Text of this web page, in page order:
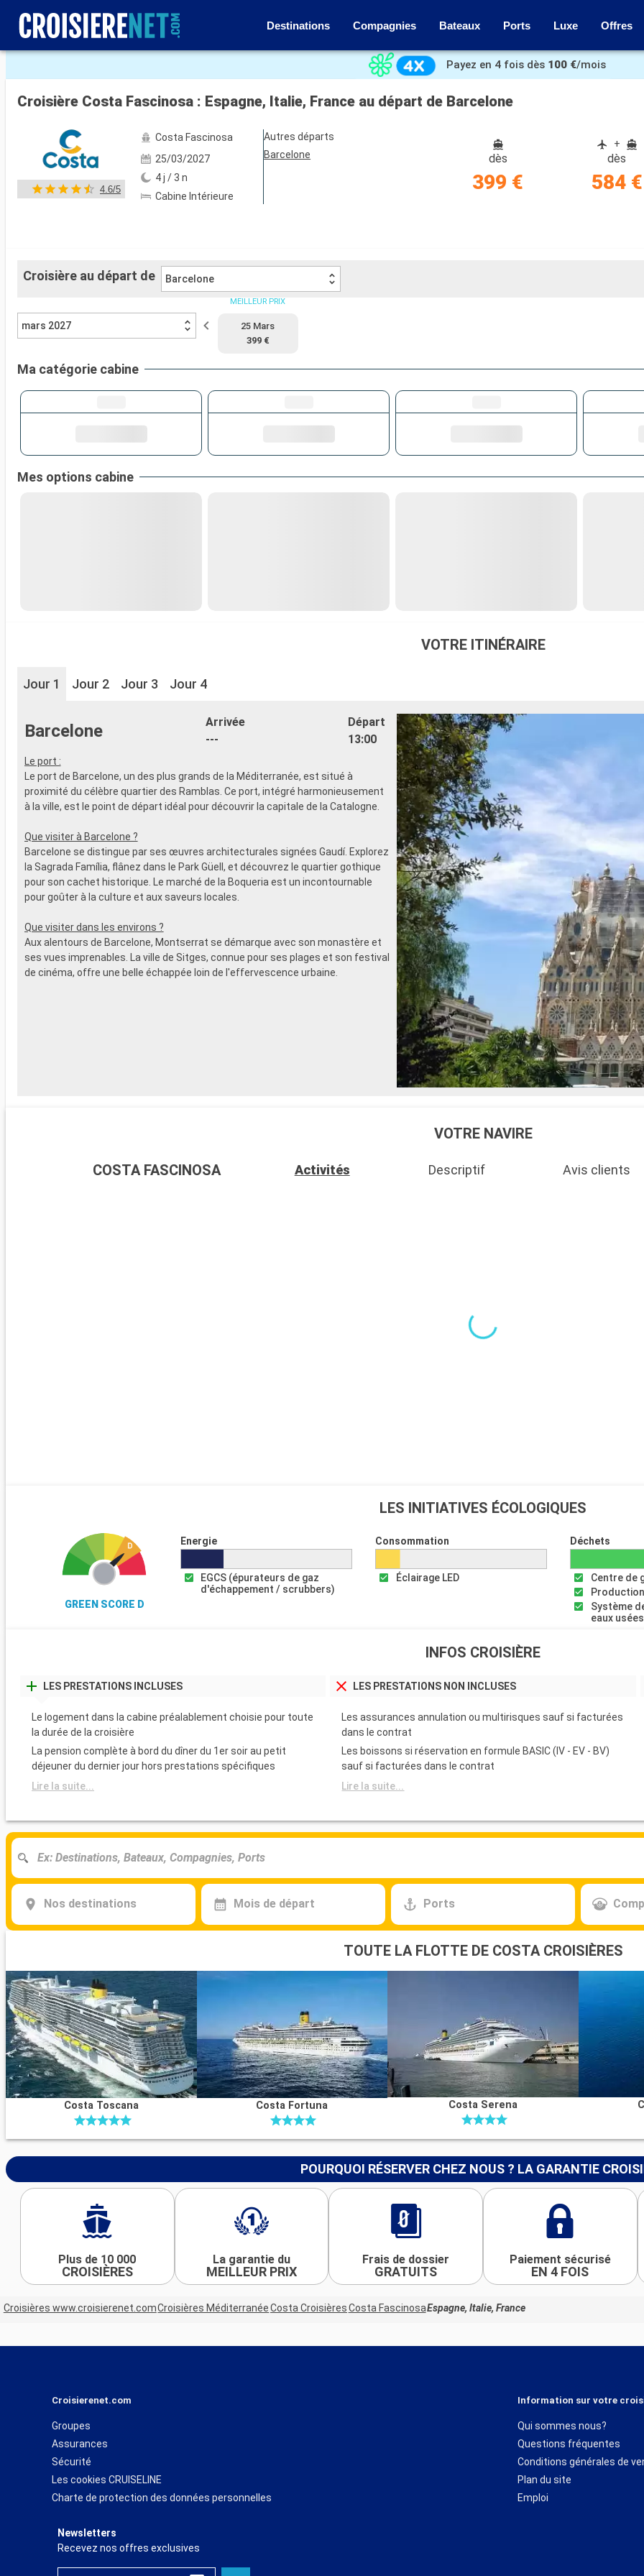
Destinations Compagnies Bateaux Ports Luxe Offres
Voir les 59 autres photos
Payez en 4 fois dès 100 €/mois
Croisière Costa Fascinosa : Espagne, Italie, France au départ de Barcelone
4.6/5
Costa Fascinosa
25/03/2027
4 j / 3 n
Cabine Intérieure
Autres départs
Barcelone
dès
399 €
+
dès
584 €
Croisière au départ de Barcelone
mars 2027
MEILLEUR PRIX
25 Mars
399 €
Ma catégorie cabine
Mes options cabine
VOTRE ITINÉRAIRE
Jour 1 Jour 2 Jour 3 Jour 4
Barcelone
Arrivée
---
Départ
13:00
Le port :
Le port de Barcelone, un des plus grands de la Méditerranée, est situé à
proximité du célèbre quartier des Ramblas. Ce port, intégré harmonieusement
à la ville, est le point de départ idéal pour découvrir la capitale de la Catalogne.
Que visiter à Barcelone ?
Barcelone se distingue par ses œuvres architecturales signées Gaudí. Explorez
la Sagrada Família, flânez dans le Park Güell, et découvrez le quartier gothique
pour son cachet historique. Le marché de la Boqueria est un incontournable
pour goûter à la culture et aux saveurs locales.
Que visiter dans les environs ?
Aux alentours de Barcelone, Montserrat se démarque avec son monastère et
ses vues imprenables. La ville de Sitges, connue pour ses plages et son festival
de cinéma, offre une belle échappée loin de l'effervescence urbaine.
VOTRE NAVIRE
COSTA FASCINOSA Activités Descriptif Avis clients
LES INITIATIVES ÉCOLOGIQUES
GREEN SCORE D
Energie
EGCS (épurateurs de gaz
d'échappement / scrubbers)
Consommation
Éclairage LED
Déchets
Centre de
Système
eaux usées
INFOS CROISIÈRE
LES PRESTATIONS INCLUSES
Le logement dans la cabine préalablement choisie pour toute
la durée de la croisière
La pension complète à bord du dîner du 1er soir au petit
déjeuner du dernier jour hors prestations spécifiques
Lire la suite...
LES PRESTATIONS NON INCLUSES
Les assurances annulation ou multirisques sauf si facturées
dans le contrat
Les boissons si réservation en formule BASIC (IV - EV - BV)
sauf si facturées dans le contrat
Lire la suite...
Nos destinations Mois de départ Ports
TOUTE LA FLOTTE DE COSTA CROISIÈRES
Costa Toscana Costa Fortuna Costa Serena
POURQUOI RÉSERVER CHEZ NOUS ? LA GARANTIE
Plus de 10 000
CROISIÈRES
La garantie du
MEILLEUR PRIX
Frais de dossier
GRATUITS
Paiement sécurisé
EN 4 FOIS
Croisières www.croisierenet.comCroisières MéditerranéeCosta CroisièresCosta FascinosaEspagne, Italie, France
Croisierenet.com
Groupes
Assurances
Sécurité
Les cookies CRUISELINE
Charte de protection des données personnelles
Information sur votre
Qui sommes nous?
Questions fréquentes
Conditions générales de
Plan du site
Emploi
Newsletters
Recevez nos offres exclusives